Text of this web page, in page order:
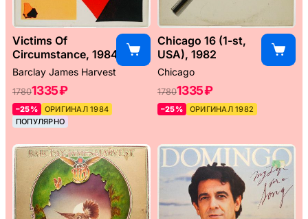
Victims Of
Circumstance, 1984
Barclay James Harvest
17801335 ₽
–25%
ОРИГИНАЛ 1984
ПОПУЛЯРНО
Chicago 16 (1-st,
USA), 1982
Chicago
17801335 ₽
–25% ОРИГИНАЛ 1982